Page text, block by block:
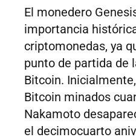
El monedero
importancia
criptomonedas, ya
punto de partida de
Bitcoin.
Bitcoin minados
Nakamoto
el decimocuarto